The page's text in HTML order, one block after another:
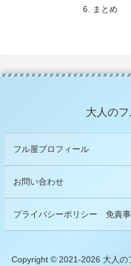
まとめ
大人の
フル屋プロフィール
お問い合わせ
プライバシーポリシー 免責
Copyright © 2021-2026 大人の